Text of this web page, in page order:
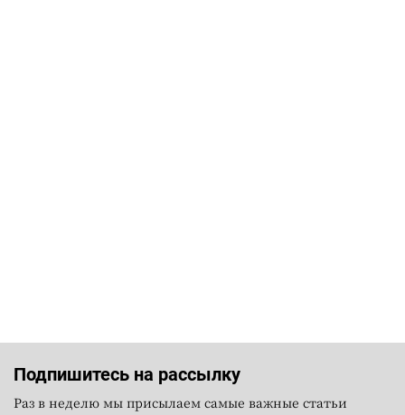
Подпишитесь на рассылку
Раз в неделю мы присылаем самые важные статьи